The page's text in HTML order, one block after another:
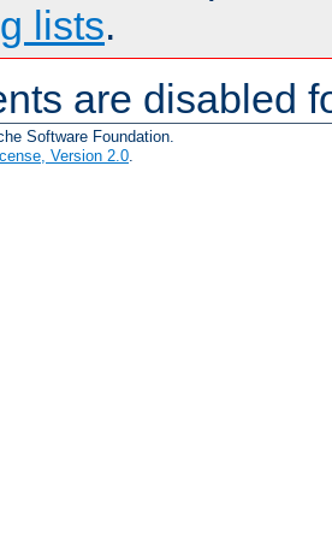
lists.
are disabled
Software Foundation.
Version 2.0